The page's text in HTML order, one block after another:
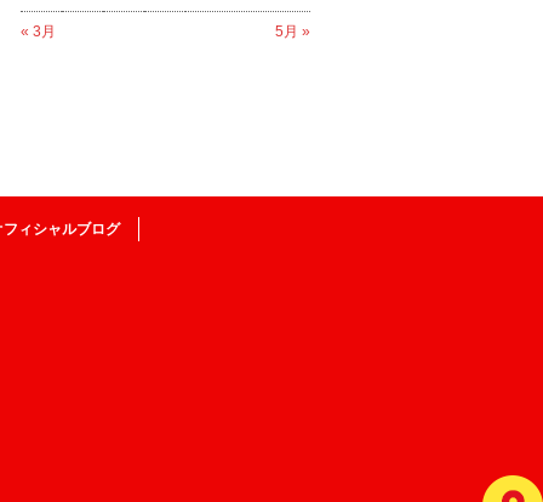
« 3月 5月 »
フィシャルブログ